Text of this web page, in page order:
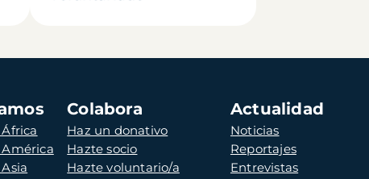
Colabora
Haz un donativo
Hazte socio
Hazte voluntario/a
Actualidad
Noticias
Reportajes
Entrevistas